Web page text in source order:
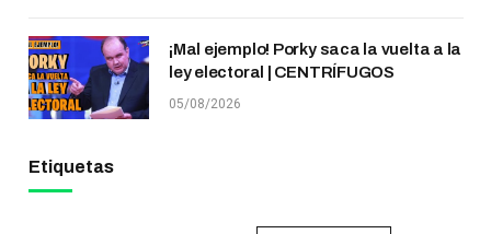
¡Mal ejemplo! Porky saca la vuelta a la
ley electoral | CENTRÍFUGOS
05/08/2026
Etiquetas